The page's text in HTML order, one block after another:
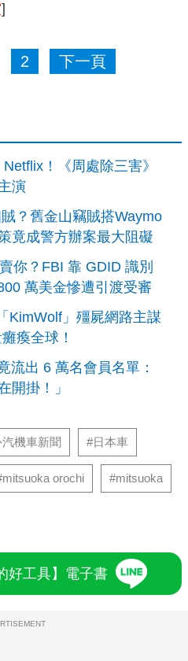
]
2 下一頁
！《周處除三害》
演
？舊金山竊賊搭Waymo
竟成警方辦案最大阻礙
你？FBI 靠 GDID 識別
萬美金慘遭引渡受審
KimWolf」殭屍網路主謀
瘓全球！
流出 6 萬名會員名單：
開掛！」
機車新聞 #日本車
orochi #mitsuoka
好工具】電子書